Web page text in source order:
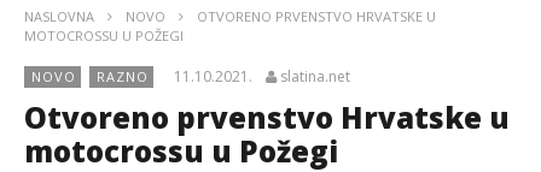
NASLOVNA NOVO
OTVORENO PRVENSTVO HRVATSKE U
MOTOCROSSU U POŽEGI
NOVO RAZNO 11.10.2021. slatina.net
Otvoreno prvenstvo Hrvatske u
motocrossu u Požegi